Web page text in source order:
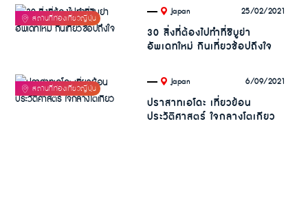
. Japan 25/02/2021
30 สิ่งที่ต้องไปทำที่ชิบูย่า
อัพเดทใหม่ กินเที่ยวช้อปถึงใจ
. Japan 6/09/2021
ปราสาทเอโดะ เที่ยวย้อน
ประวัติศาสตร์ ใจกลางโตเกียว